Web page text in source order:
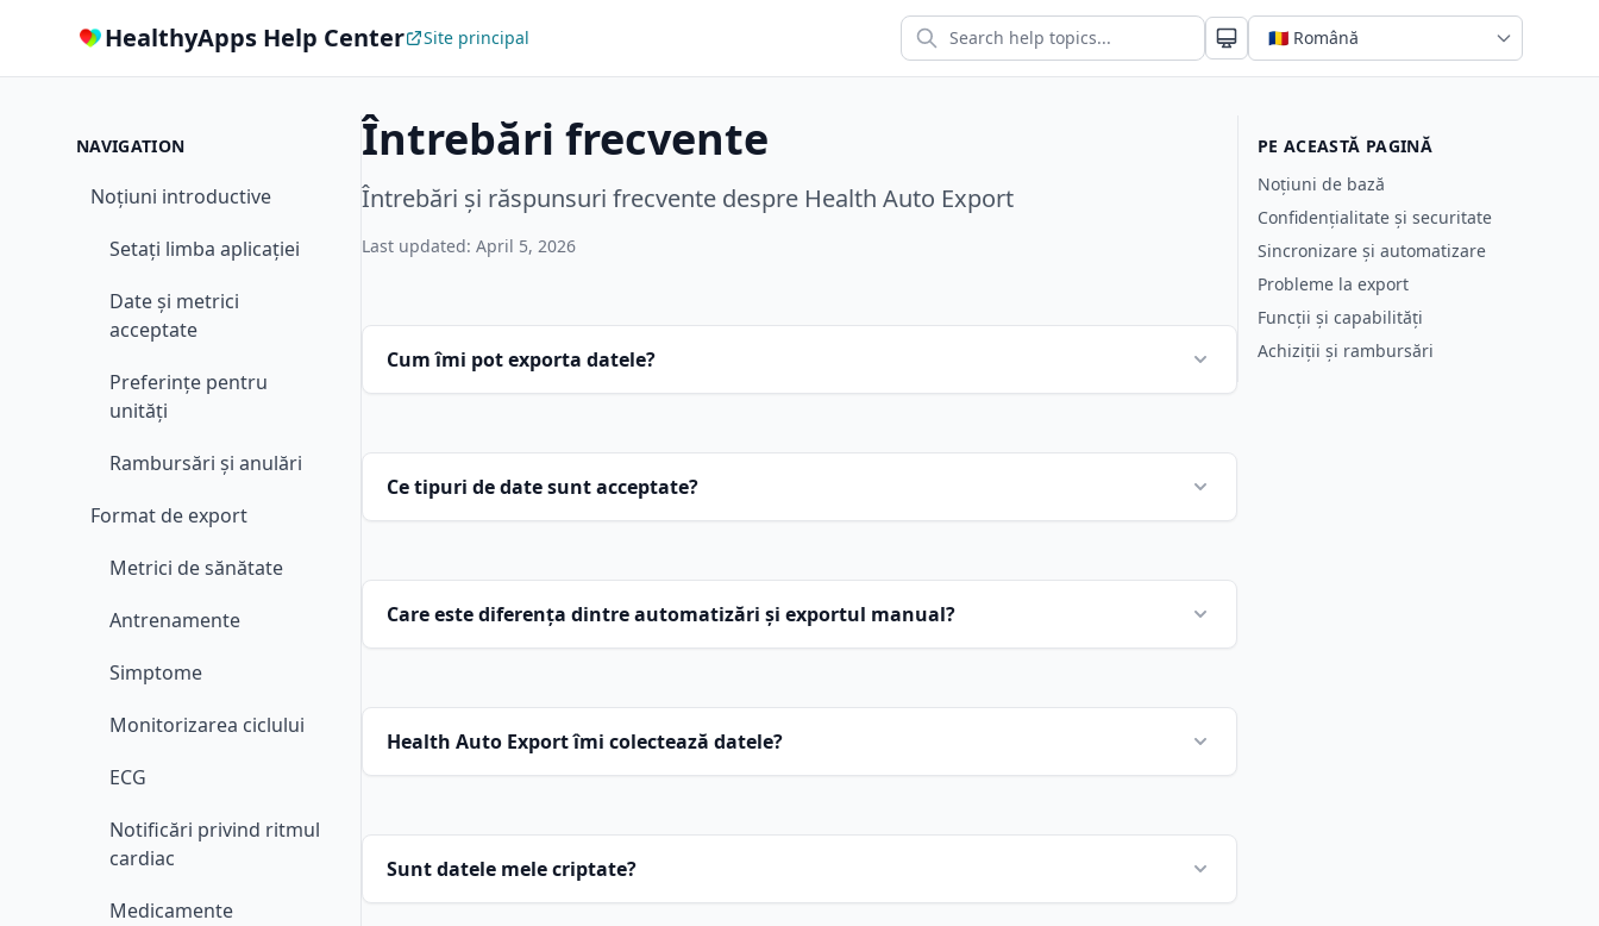
HealthyApps Help Center Site principal
NAVIGATION
Noțiuni introductive
Setați limba aplicației
Date și metrici
acceptate
Preferințe pentru
unități
Rambursări și anulări
Format de export
Metrici de sănătate
Antrenamente
Simptome
Monitorizarea ciclului
ECG
Notificări privind ritmul
cardiac
Medicamente
Întrebări frecvente
Întrebări și răspunsuri frecvente despre Health Auto Export
Last updated: April 5, 2026
Cum îmi pot exporta datele?
ghidul Export manual
Ce tipuri de date sunt acceptate?
Care este diferența dintre automatizări și exportul manual?
Health Auto Export îmi colectează datele?
Sunt datele mele criptate?
PE ACEASTĂ PAGINĂ
Noțiuni de bază
Confidențialitate și securitate
Sincronizare și automatizare
Probleme la export
Funcții și capabilități
Achiziții și rambursări